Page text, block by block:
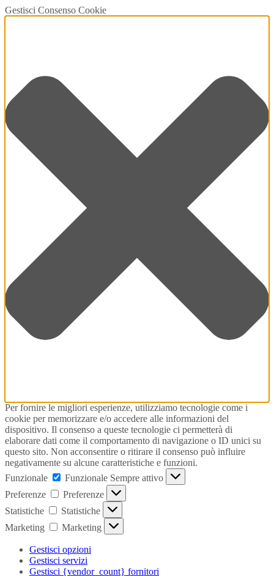
Gestisci Consenso Cookie
Per fornire le migliori esperienze, utilizziamo tecnologie come i
cookie per memorizzare e/o accedere alle informazioni del
dispositivo. Il consenso a queste tecnologie ci permetterà di
elaborare dati come il comportamento di navigazione o ID unici su
questo sito. Non acconsentire o ritirare il consenso può influire
negativamente su alcune caratteristiche e funzioni.
Funzionale
Funzionale Sempre attivo
Preferenze
Preferenze
Statistiche
Statistiche
Marketing
Marketing
Gestisci opzioni
Gestisci servizi
Gestisci {vendor_count} fornitori